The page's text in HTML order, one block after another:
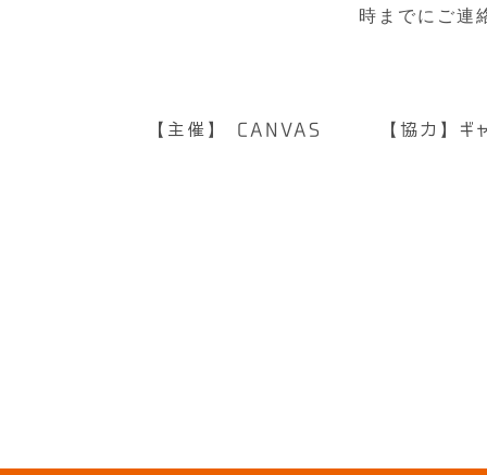
時までにご連
【主催】 CANVAS 【協力】ギャ